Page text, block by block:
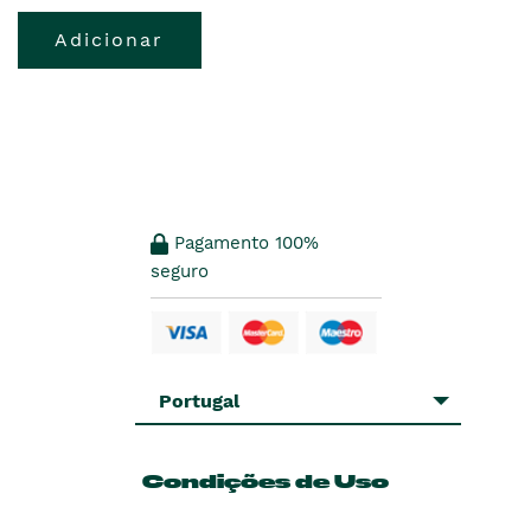
Adicionar
Pagamento 100%
seguro
Portugal
Condições de Uso